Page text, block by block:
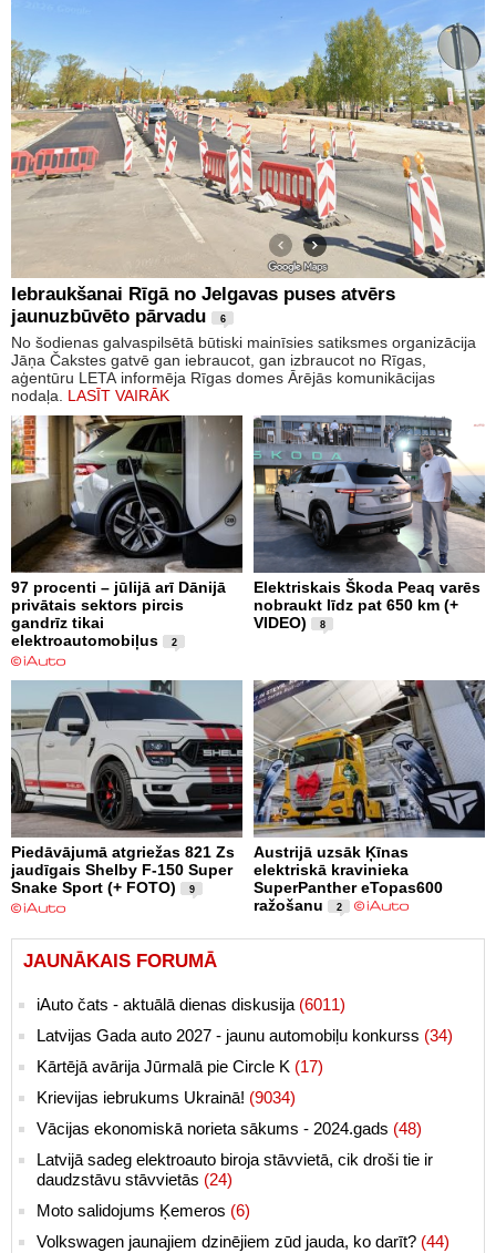
Iebraukšanai Rīgā no Jelgavas puses atvērs
jaunuzbūvēto pārvadu
6
No šodienas galvaspilsētā būtiski mainīsies satiksmes organizācija
Jāņa Čakstes gatvē gan iebraucot, gan izbraucot no Rīgas,
aģentūru LETA informēja Rīgas domes Ārējās komunikācijas
nodaļa. LASĪT VAIRĀK
97 procenti – jūlijā arī Dānijā
privātais sektors pircis
gandrīz tikai
elektroautomobiļus
2
Elektriskais Škoda Peaq varēs
nobraukt līdz pat 650 km (+
VIDEO)
8
Piedāvājumā atgriežas 821 Zs
jaudīgais Shelby F-150 Super
Snake Sport (+ FOTO)
9
Austrijā uzsāk Ķīnas
elektriskā kravinieka
SuperPanther eTopas600
ražošanu
2
JAUNĀKAIS FORUMĀ
iAuto čats - aktuālā dienas diskusija (6011)
Latvijas Gada auto 2027 - jaunu automobiļu konkurss (34)
Kārtējā avārija Jūrmalā pie Circle K (17)
Krievijas iebrukums Ukrainā! (9034)
Vācijas ekonomiskā norieta sākums - 2024.gads (48)
Latvijā sadeg elektroauto biroja stāvvietā, cik droši tie ir
daudzstāvu stāvvietās (24)
Moto salidojums Ķemeros (6)
Volkswagen jaunajiem dzinējiem zūd jauda, ko darīt? (44)